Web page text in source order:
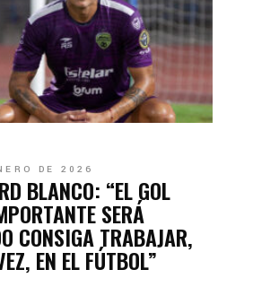
DE 2026
BLANCO: “EL GOL
SERÁ
CONSIGA TRABAJAR,
EN EL FÚTBOL”